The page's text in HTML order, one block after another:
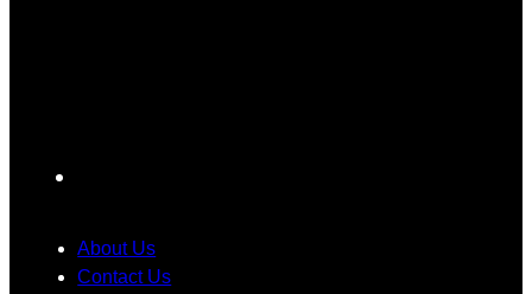
c
e
About Us
Contact Us